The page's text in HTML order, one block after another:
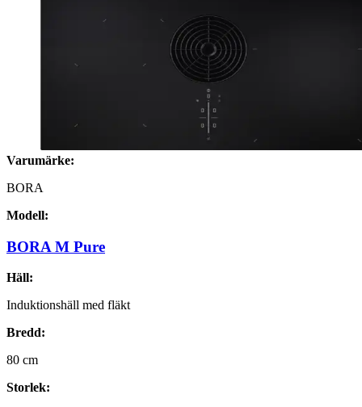
Varumärke:
BORA
Modell:
BORA M Pure
Häll:
Induktionshäll med fläkt
Bredd:
80 cm
Storlek: